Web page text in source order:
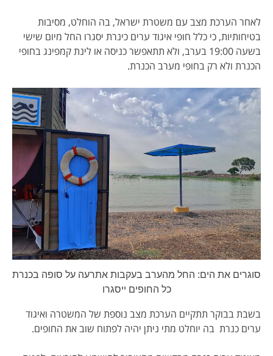
לאחר הערכת מצב עם משטרת ישראל, בה הוחלט, מסיבות
בטיחותיות, כי כלל חופי איגוד ערים כינרת יסגרו החל מיום שישי
בשעה 19:00 בערב, ולא תתאפשר כניסה או לינת קמפינג בחופי
הכנרת ולא רק בחופי מערב הכנרת.
סוגרים את הים: החל מהערב בעקבות אתרעה על סופה בכנרת
כל החופים ייסגרו
בשבת בבוקר תתקיים הערכת מצב נוספת של המשטרה ואיגוד
ערים כנרת בה יוחלט מתי ניתן יהיה לפתוח שוב את החופים.